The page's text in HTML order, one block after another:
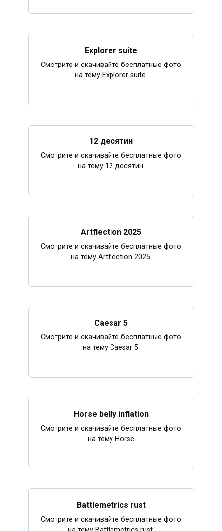
Explorer suite
Смотрите и скачивайте бесплатные фото
на тему Explorer suite.
12 десятин
Смотрите и скачивайте бесплатные фото
на тему 12 десятин.
Artflection 2025
Смотрите и скачивайте бесплатные фото
на тему Artflection 2025.
Caesar 5
Смотрите и скачивайте бесплатные фото
на тему Caesar 5.
Horse belly inflation
Смотрите и скачивайте бесплатные фото
на тему Horse
Battlemetrics rust
Смотрите и скачивайте бесплатные фото